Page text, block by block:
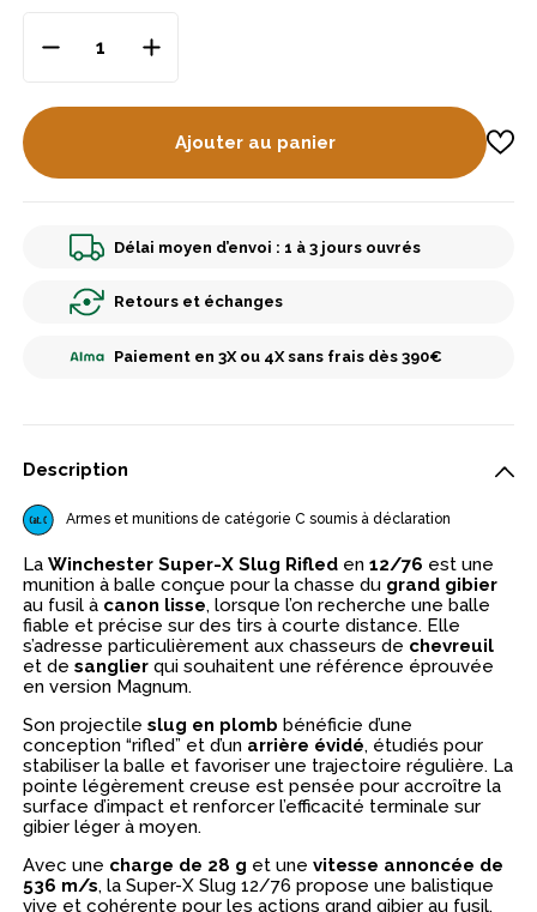
Ajouter au panier
Délai moyen d’envoi : 1 à 3 jours ouvrés
Retours et échanges
Paiement en 3X ou 4X sans frais dès 390€
Description
Armes et munitions de catégorie C soumis à déclaration
LaWinchester Super-X Slug Rifled en12/76 est une
munition à balle conçue pour la chasse du grand gibier
au fusil à canon lisse, lorsque l’on recherche une balle
fiable et précise sur des tirs à courte distance. Elle
s’adresse particulièrement aux chasseurs de chevreuil
et desanglier qui souhaitent une référence éprouvée
en version Magnum.
Son projectileslug en plomb bénéficie d’une
conception “rifled” et d’un arrière évidé, étudiés pour
stabiliser la balle et favoriser une trajectoire régulière. La
pointe légèrement creuse est pensée pour accroître la
surface d’impact et renforcer l’efficacité terminale sur
gibier léger à moyen.
Avec une charge de 28 g et unevitesse annoncée de
536 m/s, la Super-X Slug 12/76 propose une balistique
vive et cohérente pour les actions grand gibier au fusil.